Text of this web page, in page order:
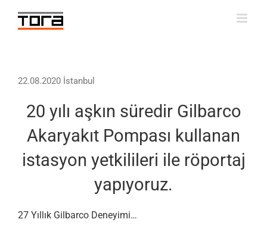
content
22.08.2020 İstanbul
20 yılı aşkın süredir Gilbarco
Akaryakıt Pompası kullanan
istasyon yetkilileri ile röportaj
yapıyoruz.
27 Yıllık Gilbarco Deneyimi…